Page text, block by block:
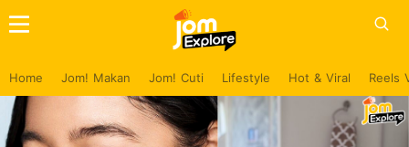
Home Jom! Makan Jom! Cuti Lifestyle Hot & Viral Reels